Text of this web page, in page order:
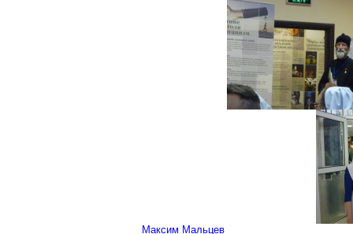
Максим Мальцев